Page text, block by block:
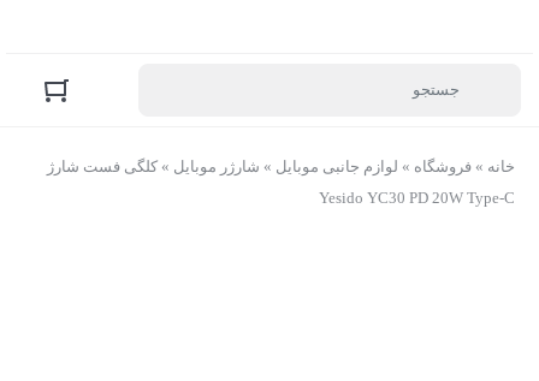
خانه » فروشگاه » لوازم جانبی موبایل » شارژر موبایل » کلگی فست شارژ
Yesido YC30 PD 20W Type-C